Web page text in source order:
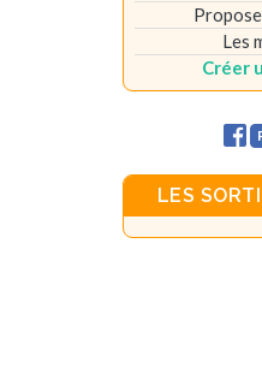
Les
Créer
LES